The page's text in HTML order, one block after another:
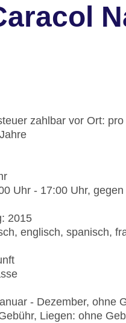
zahlbar vor Ort:
Uhr - 17:00 Uhr,
2015
englisch, spanisch,
- Dezember, ohne
Liegen: ohne